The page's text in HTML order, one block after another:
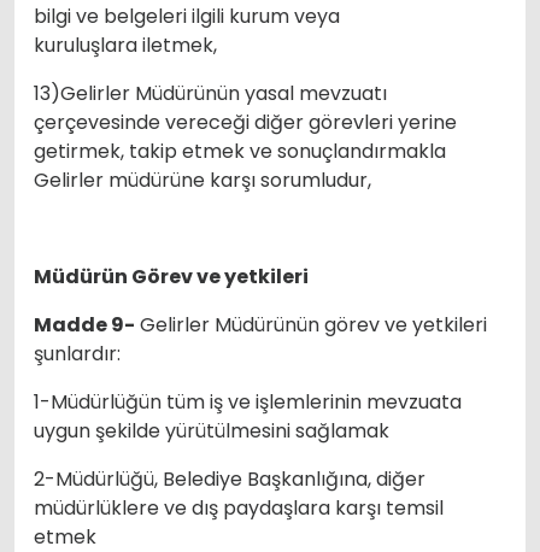
bilgi ve belgeleri ilgili kurum veya
kuruluşlara iletmek,
13)Gelirler Müdürünün yasal mevzuatı
çerçevesinde vereceği diğer görevleri yerine
getirmek, takip etmek ve sonuçlandırmakla
Gelirler müdürüne karşı sorumludur,
Müdürün Görev ve yetkileri
Madde 9- Gelirler Müdürünün görev ve yetkileri
şunlardır:
1-Müdürlüğün tüm iş ve işlemlerinin mevzuata
uygun şekilde yürütülmesini sağlamak
2-Müdürlüğü, Belediye Başkanlığına, diğer
müdürlüklere ve dış paydaşlara karşı temsil
etmek